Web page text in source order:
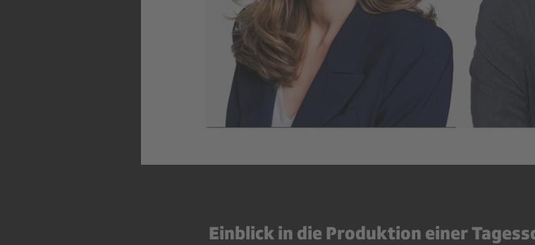
Einblick in die Produktion einer